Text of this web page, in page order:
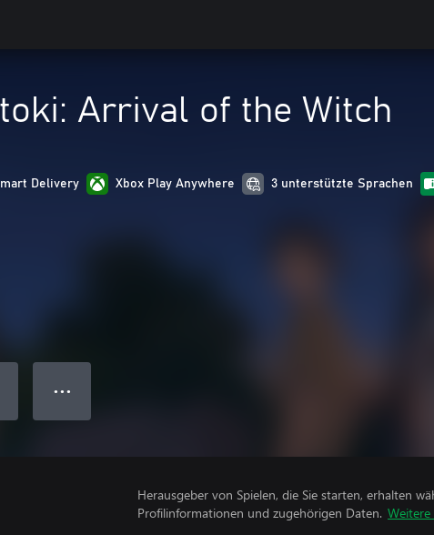
Arrival of the Witch
Delivery Xbox Play Anywhere 3 unterstützte Sprachen
● ● ●
Herausgeber von Spielen, die Sie starten, erhalten
Profilinformationen und zugehörigen Daten.